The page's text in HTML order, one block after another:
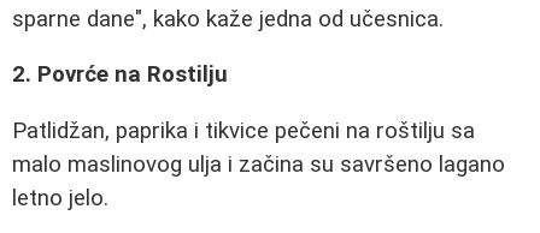
sparne dane", kako kaže jedna od učesnica.
2. Povrće na Rostilju
Patlidžan, paprika i tikvice pečeni na roštilju sa
malo maslinovog ulja i začina su savršeno lagano
letno jelo.